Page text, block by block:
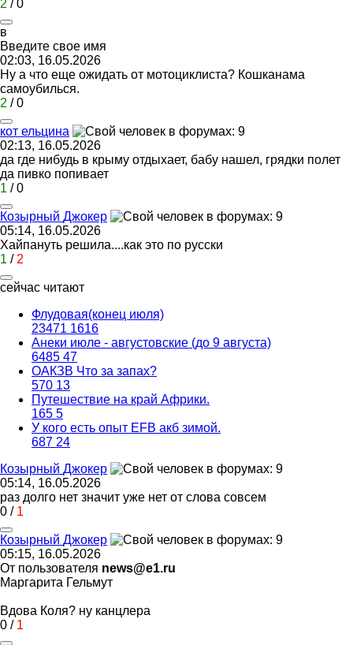
2 /0
в
Введите свое имя
02:03, 16.05.2026
Ну а что еще ожидать от мотоциклиста? Кошканама
самоубилься.
2 /0
кот ельцина
02:13, 16.05.2026
да где нибудь в крыму отдыхает, бабу нашел, грядки полет
да пивко попивает
1 /0
Козырный Джокер
05:14, 16.05.2026
Хайпануть решила....как это по русски
1 / 2
сейчас читают
Флудовая(конец июля)
23471 1616
Анеки июле - августовские (до 9 августа)
6485 47
ОАКЗВ Что за запах?
570 13
Путешествие на край Африки.
165 5
У кого есть опыт EFB акб зимой.
687 24
Козырный Джокер
05:14, 16.05.2026
раз долго нет значит уже нет от слова совсем
0 / 1
Козырный Джокер
05:15, 16.05.2026
От пользователя news@e1.ru
Маргарита Гельмут
Вдова Коля? ну канцлера
0 / 1